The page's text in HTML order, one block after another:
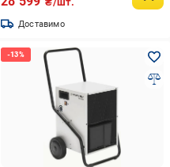
Доставимо